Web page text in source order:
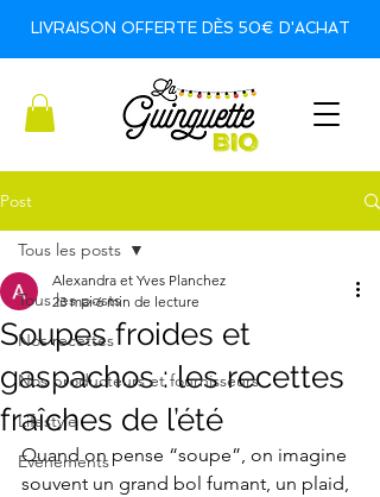
LIVRAISON OFFERTE DÈS 50€ D'ACHAT
Post
Tous les posts
Nos recettes
Nos producteurs et fournisseurs
Lifestyle
Evènements
Tous les posts
Soupes froides et
gaspachos : les recettes
fraîches de l’été
Alexandra et Yves Planchez
23 mai 6 min de lecture
Quand on pense “soupe”, on imagine
souvent un grand bol fumant, un plaid,